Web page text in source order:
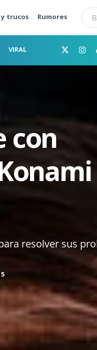
trucos Rumores
VIRAL
con
resolver sus